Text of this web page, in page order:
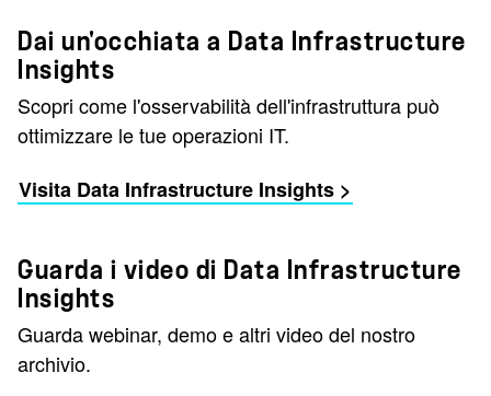
Dai un'occhiata a Data Infrastructure
Insights
Scopri come l'osservabilità dell'infrastruttura può
ottimizzare le tue operazioni IT.
Visita Data Infrastructure Insights >
Guarda i video di Data Infrastructure
Insights
Guarda webinar, demo e altri video del nostro
archivio.